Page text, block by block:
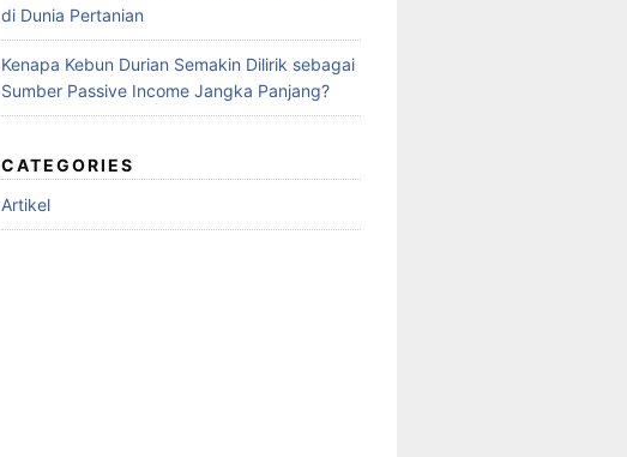
di Dunia Pertanian
Kenapa Kebun Durian Semakin Dilirik sebagai
Sumber Passive Income Jangka Panjang?
CATEGORIES
Artikel